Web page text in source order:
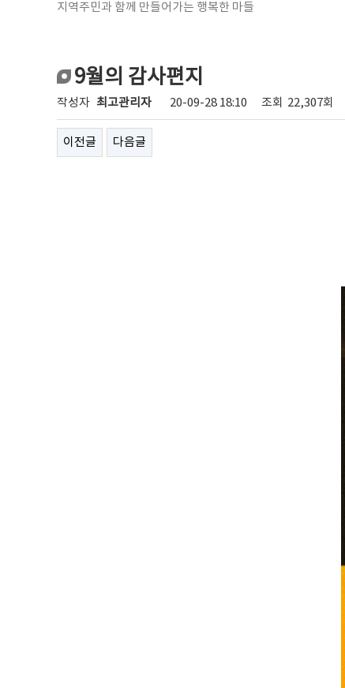
지역주민과 함께 만들어가는 행복한 마들
9월의 감사편지
작성자 최고관리자 20-09-28 18:10 조회 22,307회
이전글 다음글